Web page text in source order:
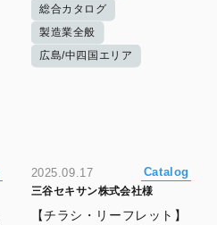
総合カタログ
製造業全般
広島/中四国エリア
2025.09.17 Catalog
三谷セキサン株式会社様
【チラシ・リーフレット】